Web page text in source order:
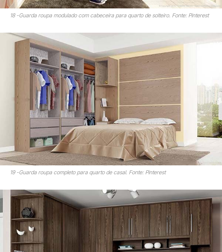
18 -Guarda roupa modulado com cabeceira para quarto de solteiro. Fonte: Pinterest
19 -Guarda roupa completo para quarto de casal. Fonte: Pinterest